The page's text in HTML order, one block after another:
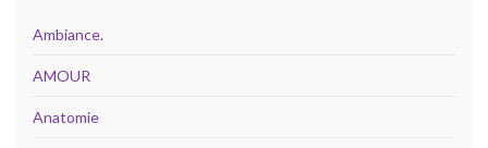
Ambiance.
AMOUR
Anatomie